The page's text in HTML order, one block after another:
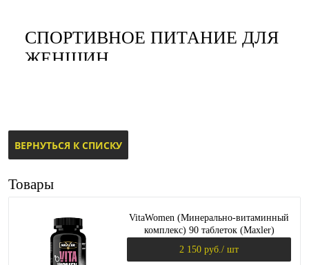
СПОРТИВНОЕ ПИТАНИЕ ДЛЯ
ЖЕНЩИН
ВЕРНУТЬСЯ К СПИСКУ
Товары
VitaWomen (Минерально-витаминный
комплекс) 90 таблеток (Maxler)
2 150 руб. / шт